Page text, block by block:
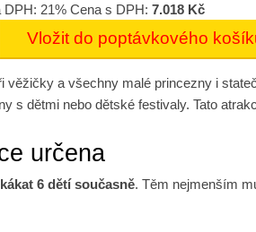
DPH: 21% Cena s DPH: 7.018 Kč
věžičky a všechny malé princezny i
s dětmi nebo dětské festivaly. Tato
určena
6 dětí současně. Těm nejmenším